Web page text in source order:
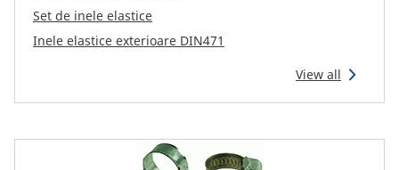
Set de inele elastice
Inele elastice exterioare DIN471
View all